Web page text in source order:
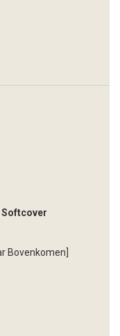
Softcover
Bovenkomen]